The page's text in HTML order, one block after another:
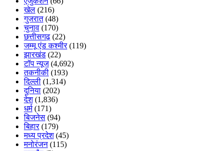
खेल (216)
गुजरात(48)
चुनाव (170)
छत्तीसगढ़ (22)
जम्मू एंड कश्मीर(119)
झारखंड (22)
टॉप न्यूज(4,692)
तकनीकी (193)
दिल्ली (1,314)
दुनिया (202)
देश(1,836)
धर्म(171)
बिजनेस (94)
बिहार(179)
मध्य प्रदेश(45)
मनोरंजन(115)